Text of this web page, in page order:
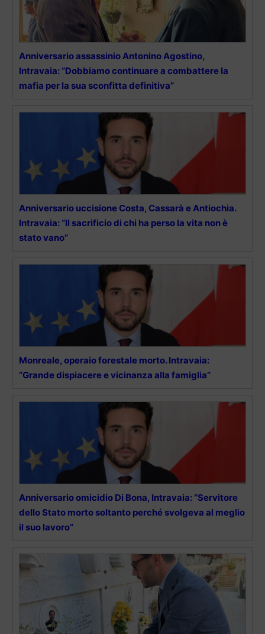
Anniversario assassinio Antonino Agostino,
Intravaia: “Dobbiamo continuare a combattere la
mafia per la sua sconfitta definitiva”
Anniversario uccisione Costa, Cassarà e Antiochia.
Intravaia: “Il sacrificio di chi ha perso la vita non è
stato vano”
Monreale, operaio forestale morto. Intravaia:
“Grande dispiacere e vicinanza alla famiglia”
Anniversario omicidio Di Bona, Intravaia: “Servitore
dello Stato morto soltanto perché svolgeva al meglio
il suo lavoro”